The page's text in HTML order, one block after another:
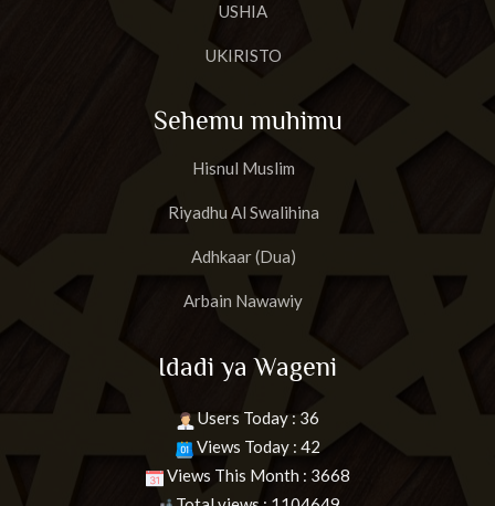
USHIA
UKIRISTO
Sehemu muhimu
Hisnul Muslim
Riyadhu Al Swalihina
Adhkaar (Dua)
Arbain Nawawiy
Idadi ya Wageni
Users Today : 36
Views Today : 42
Views This Month : 3668